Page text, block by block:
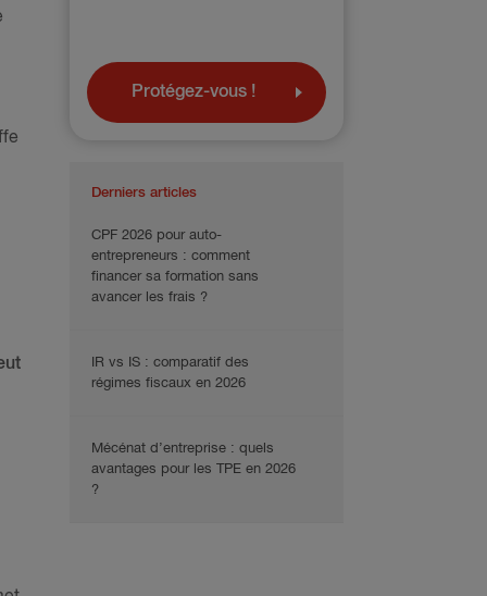
Protégez-vous !
Derniers articles
CPF 2026 pour auto-
entrepreneurs : comment
financer sa formation sans
avancer les frais ?
IR vs IS : comparatif des
régimes fiscaux en 2026
Mécénat d’entreprise : quels
avantages pour les TPE en 2026
?